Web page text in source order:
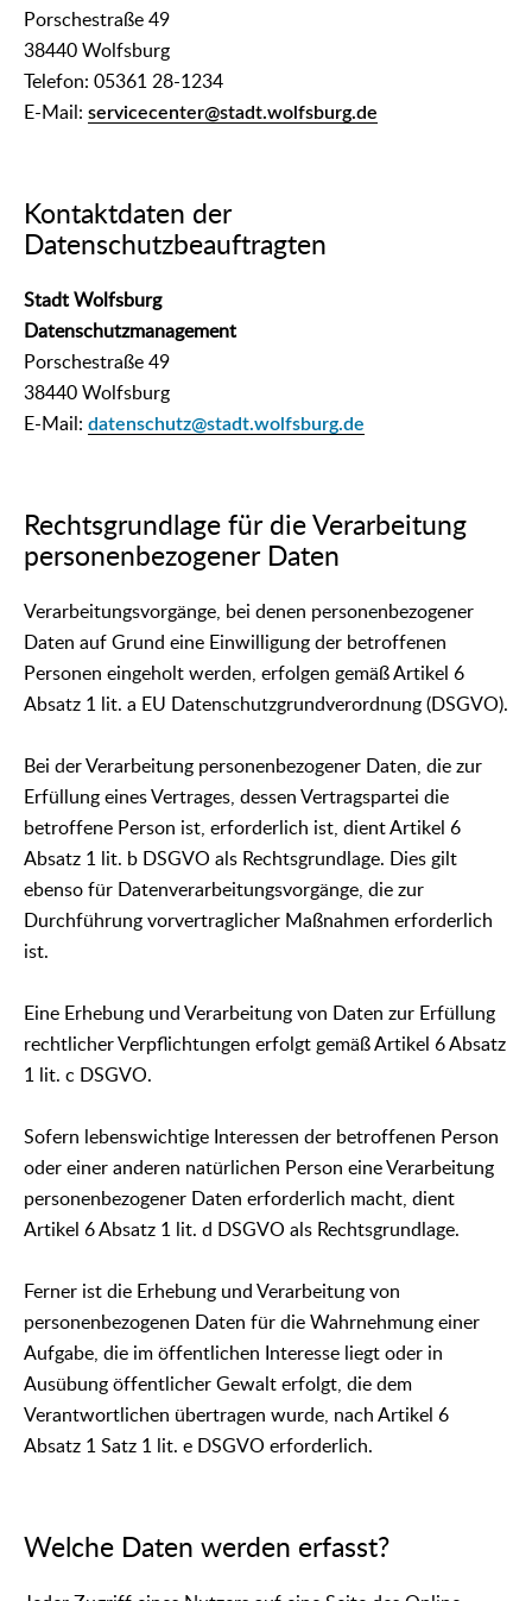
Porschestraße 49
38440 Wolfsburg
Telefon: 05361 28-1234
E-Mail: servicecenter@stadt.wolfsburg.de
Kontaktdaten der
Datenschutzbeauftragten
Stadt Wolfsburg
Datenschutzmanagement
Porschestraße 49
38440 Wolfsburg
E-Mail: datenschutz@stadt.wolfsburg.de
Rechtsgrundlage für die Verarbeitung
personenbezogener Daten
Verarbeitungsvorgänge, bei denen personenbezogener
Daten auf Grund eine Einwilligung der betroffenen
Personen eingeholt werden, erfolgen gemäß Artikel 6
Absatz 1 lit. a EU Datenschutzgrundverordnung (DSGVO).
Bei der Verarbeitung personenbezogener Daten, die zur
Erfüllung eines Vertrages, dessen Vertragspartei die
betroffene Person ist, erforderlich ist, dient Artikel 6
Absatz 1 lit. b DSGVO als Rechtsgrundlage. Dies gilt
ebenso für Datenverarbeitungsvorgänge, die zur
Durchführung vorvertraglicher Maßnahmen erforderlich
ist.
Eine Erhebung und Verarbeitung von Daten zur Erfüllung
rechtlicher Verpflichtungen erfolgt gemäß Artikel 6 Absatz
1 lit. c DSGVO.
Sofern lebenswichtige Interessen der betroffenen Person
oder einer anderen natürlichen Person eine Verarbeitung
personenbezogener Daten erforderlich macht, dient
Artikel 6 Absatz 1 lit. d DSGVO als Rechtsgrundlage.
Ferner ist die Erhebung und Verarbeitung von
personenbezogenen Daten für die Wahrnehmung einer
Aufgabe, die im öffentlichen Interesse liegt oder in
Ausübung öffentlicher Gewalt erfolgt, die dem
Verantwortlichen übertragen wurde, nach Artikel 6
Absatz 1 Satz 1 lit. e DSGVO erforderlich.
Welche Daten werden erfasst?